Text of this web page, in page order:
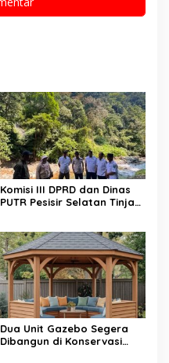
Komisi III DPRD dan Dinas
PUTR Pesisir Selatan Tinjau
Dua Unit Gazebo Segera
Dibangun di Konservasi